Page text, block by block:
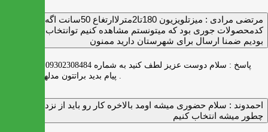
مرتضی مرادی :
میزتلویزیون 180تا2مترلاارتغاع 50سانت اگه
کدمحصولات جوری بود که میتونستم مشاهده کنیم توانتخاب راحت‌تر
بودیم ضمنا ارسال برای شهرستان دارید ممنون
پاسخ :
پیام بدید براتتون مدلها رو بفرستیم .
احمدوند : سلام حضوری میشه اومد بالاخره کار رو باید از نزدیک دید
چطور میشه انتخاب کنیم